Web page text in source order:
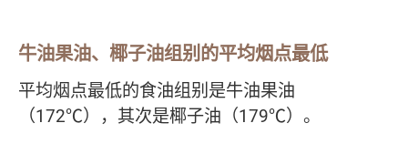
牛油果油、椰子油组别的平均烟点最低
平均烟点最低的食油组别是牛油果油
（172℃），其次是椰子油（179℃）。